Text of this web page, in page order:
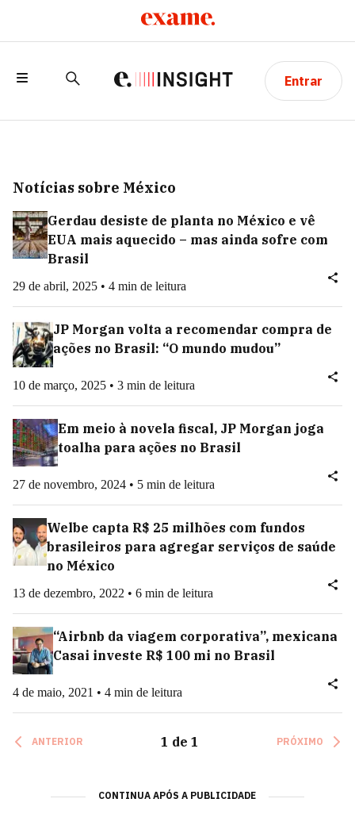
Entrar
Notícias sobre México
Gerdau desiste de planta no México e vê
EUA mais aquecido – mas ainda sofre com
Brasil
29 de abril, 2025 • 4 min de leitura
JP Morgan volta a recomendar compra de
ações no Brasil: “O mundo mudou”
10 de março, 2025 • 3 min de leitura
Em meio à novela fiscal, JP Morgan joga
toalha para ações no Brasil
27 de novembro, 2024 • 5 min de leitura
Welbe capta R$ 25 milhões com fundos
brasileiros para agregar serviços de saúde
no México
13 de dezembro, 2022 • 6 min de leitura
“Airbnb da viagem corporativa”, mexicana
Casai investe R$ 100 mi no Brasil
4 de maio, 2021 • 4 min de leitura
ANTERIOR 1 de 1 PRÓXIMO
CONTINUA APÓS A PUBLICIDADE